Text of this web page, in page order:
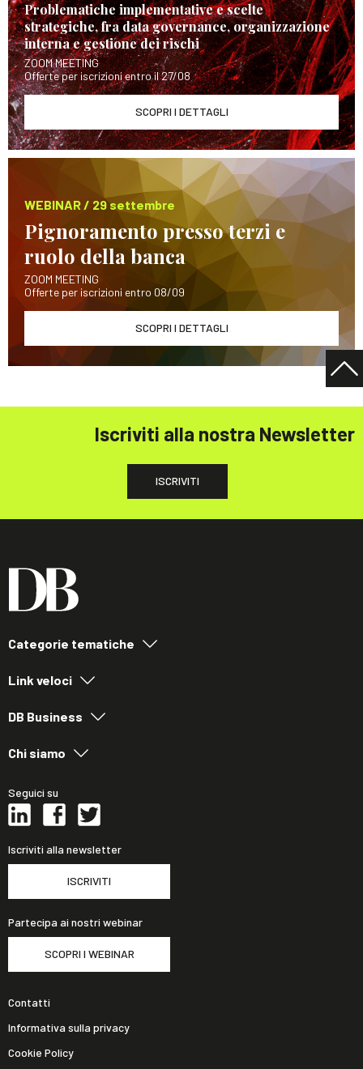
Problematiche implementative e scelte
strategiche, fra data governance, organizzazione
interna e gestione dei rischi
ZOOM MEETING
Offerte per iscrizioni entro il 27/08
SCOPRI I DETTAGLI
WEBINAR / 29 settembre
Pignoramento presso terzi e
ruolo della banca
ZOOM MEETING
Offerte per iscrizioni entro 08/09
SCOPRI I DETTAGLI
Iscriviti alla nostra Newsletter
ISCRIVITI
Categorie tematiche
Link veloci
DB Business
Chi siamo
Seguici su
Iscriviti alla newsletter
ISCRIVITI
Partecipa ai nostri webinar
SCOPRI I WEBINAR
Contatti
Informativa sulla privacy
Cookie Policy